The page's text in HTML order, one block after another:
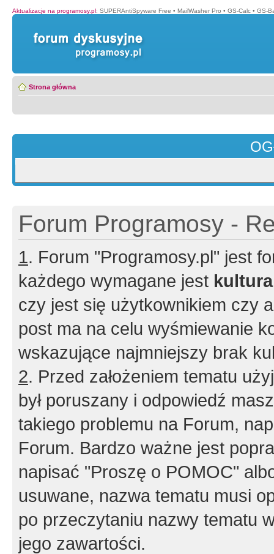
Aktualizacje na programosy.pl: SUPERAntiSpyware Free • MailWasher Pro • GS-Calc • GS-
Strona główna
Forum Programosy -
1. Forum "Programosy.pl" jest
każdego wymagane jest
czy jest się użytkownikiem czy
post ma na celu wyśmiewanie
wskazujące najmniejszy brak
2. Przed założeniem tematu
był poruszany i odpowiedź
takiego problemu na Forum,
Forum. Bardzo ważne jest
napisać "Proszę o POMOC"
usuwane, nazwa tematu musi
po przeczytaniu nazwy tematu
jego zawartości.